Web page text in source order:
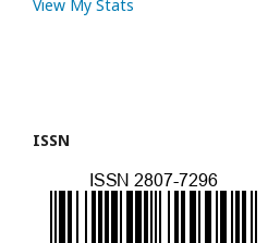
View My Stats
ISSN